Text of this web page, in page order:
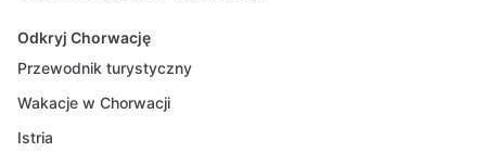
Odkryj Chorwację
Przewodnik turystyczny
Wakacje w Chorwacji
Istria